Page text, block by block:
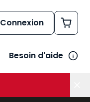
Connexion
Besoin d'aide